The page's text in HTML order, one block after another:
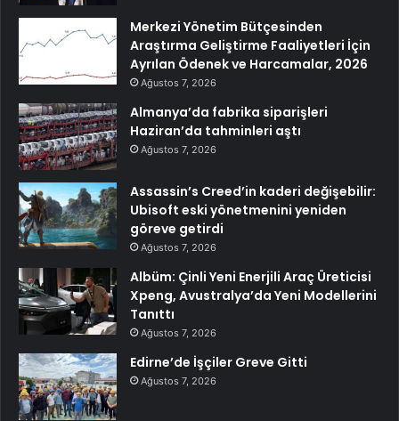
Merkezi Yönetim Bütçesinden
Araştırma Geliştirme Faaliyetleri İçin
Ayrılan Ödenek ve Harcamalar, 2026
Ağustos 7, 2026
Almanya’da fabrika siparişleri
Haziran’da tahminleri aştı
Ağustos 7, 2026
Assassin’s Creed’in kaderi değişebilir:
Ubisoft eski yönetmenini yeniden
göreve getirdi
Ağustos 7, 2026
Albüm: Çinli Yeni Enerjili Araç Üreticisi
Xpeng, Avustralya’da Yeni Modellerini
Tanıttı
Ağustos 7, 2026
Edirne’de İşçiler Greve Gitti
Ağustos 7, 2026